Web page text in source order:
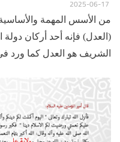
من الأسس المهمة
(العدل) فإنه أحد أركان
الشريف هو العدل كما ورد